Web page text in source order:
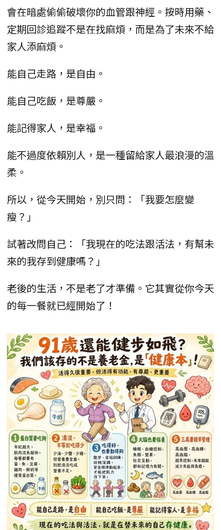
會在暗處偷偷破壞你的血管跟神經。按時用藥、
定期回診追蹤不是在找麻煩，而是為了未來不給
家人添麻煩。
能自己走路，是自由。
能自己吃飯，是尊嚴。
能記得家人，是幸福。
能不過度依賴別人，是一種留給家人最浪漫的溫
柔。
所以，從今天開始，別只問：「我要怎麼變
瘦？」
試著改問自己：「我現在的吃法跟活法，有幫未
來的我存到健康嗎？」
老後的生活，不是老了才準備。它其實從你今天
的每一餐就已經開始了！